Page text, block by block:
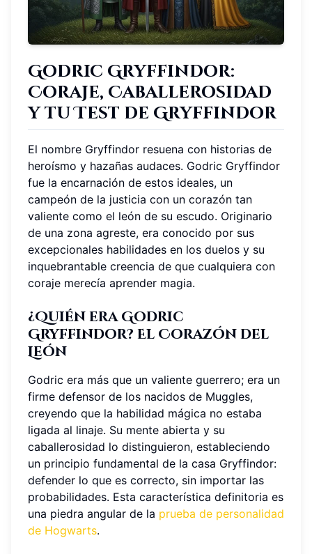
Godric Gryffindor:
Coraje, Caballerosidad
y tu Test de Gryffindor
El nombre Gryffindor resuena con historias de
heroísmo y hazañas audaces. Godric Gryffindor
fue la encarnación de estos ideales, un
campeón de la justicia con un corazón tan
valiente como el león de su escudo. Originario
de una zona agreste, era conocido por sus
excepcionales habilidades en los duelos y su
inquebrantable creencia de que cualquiera con
coraje merecía aprender magia.
¿Quién era Godric
Gryffindor? El Corazón del
León
Godric era más que un valiente guerrero; era un
firme defensor de los nacidos de Muggles,
creyendo que la habilidad mágica no estaba
ligada al linaje. Su mente abierta y su
caballerosidad lo distinguieron, estableciendo
un principio fundamental de la casa Gryffindor:
defender lo que es correcto, sin importar las
probabilidades. Esta característica definitoria es
una piedra angular de la prueba de personalidad
de Hogwarts.